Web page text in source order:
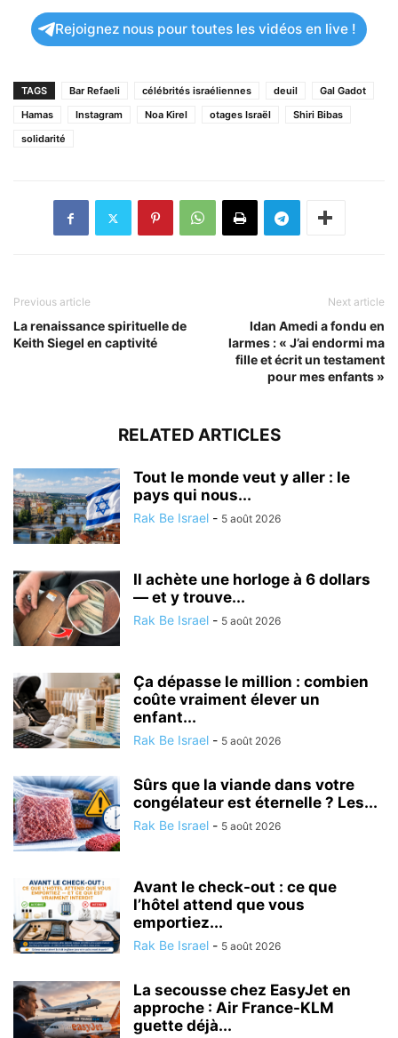
Rejoignez nous pour toutes les vidéos en live !
TAGS Bar Refaeli célébrités israéliennes deuil
Gal Gadot
Hamas
Instagram Noa Kirel otages Israël
Shiri Bibas
solidarité
Previous article
La renaissance spirituelle de
Keith Siegel en captivité
Next article
Idan Amedi a fondu en
larmes : « J’ai endormi ma
fille et écrit un testament
pour mes enfants »
RELATED ARTICLES
Tout le monde veut y aller : le
pays qui nous...
Rak Be Israel - 5 août 2026
Il achète une horloge à 6 dollars
— et y trouve...
Rak Be Israel - 5 août 2026
Ça dépasse le million : combien
coûte vraiment élever un
enfant...
Rak Be Israel - 5 août 2026
Sûrs que la viande dans votre
congélateur est éternelle ? Les...
Rak Be Israel - 5 août 2026
Avant le check-out : ce que
l’hôtel attend que vous
emportiez...
Rak Be Israel - 5 août 2026
La secousse chez EasyJet en
approche : Air France-KLM
guette déjà...